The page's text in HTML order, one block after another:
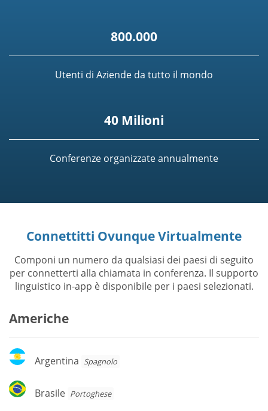
800.000
Utenti di Aziende da tutto il mondo
40 Milioni
Conferenze organizzate annualmente
Connettitti Ovunque Virtualmente
Componi un numero da qualsiasi dei paesi di seguito
per connetterti alla chiamata in conferenza. Il supporto
linguistico in-app è disponibile per i paesi selezionati.
Americhe
Argentina
Argentina Spagnolo
Brasile
Brasile Portoghese